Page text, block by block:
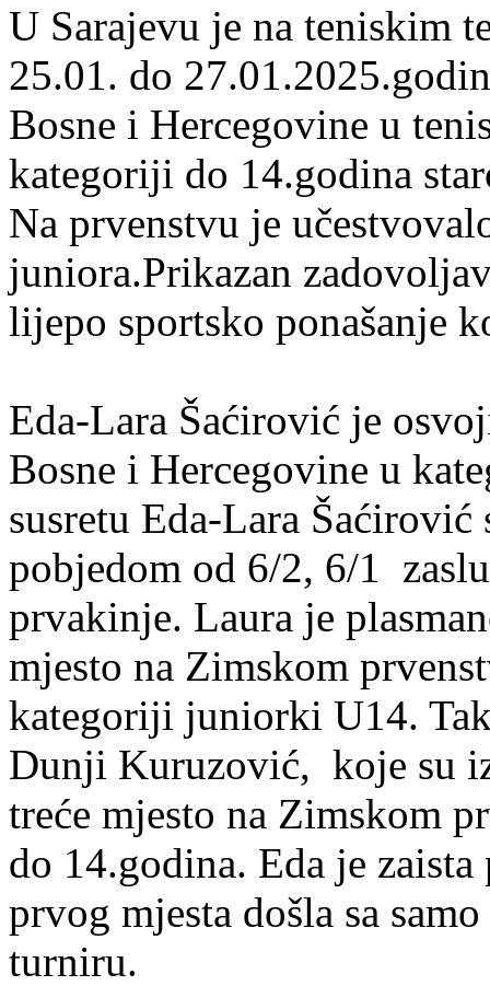
U Sarajevu je na teniskim
25.01. do
Bosne i Hercegovine u
kategoriji do 14.godina
Na prvenstvu je
juniora.Prikazan
lijepo sportsko ponašanje
Eda-Lara Šaćirović je
Bosne i Hercegovine u
susretu Eda-Lara Šaćirović
pobjedom od 6/2, 6/1
prvakinje. Laura je
mjesto na Zimskom
kategoriji juniorki U14.
Dunji Kuruzović, koje su
treće mjesto na Zimskom
do 14.godina. Eda je
prvog mjesta došla sa
turniru.